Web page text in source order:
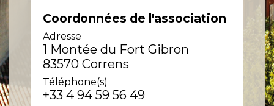
Coordonnées de l'association
Adresse
1 Montée du Fort Gibron
83570 Correns
Téléphone(s)
+33 4 94 59 56 49